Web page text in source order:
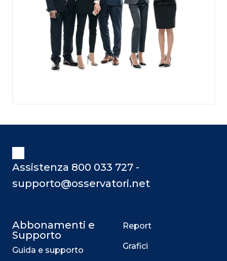
Assistenza 800 033 727 -
supporto@osservatori.net
Abbonamenti e
Supporto
Guida e supporto
Report
Grafici